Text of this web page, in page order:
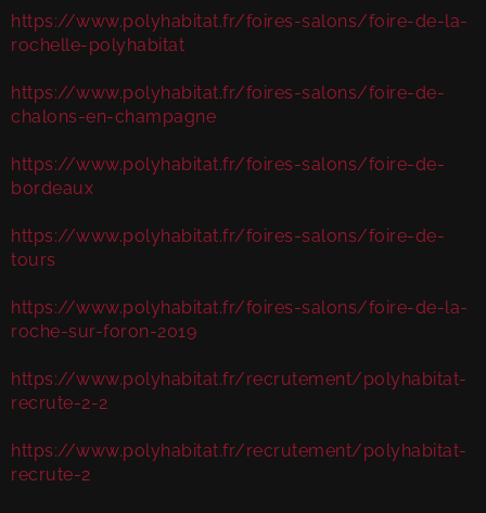
https://www.polyhabitat.fr/foires-salons/foire-de-la-
rochelle-polyhabitat
https://www.polyhabitat.fr/foires-salons/foire-de-
chalons-en-champagne
https://www.polyhabitat.fr/foires-salons/foire-de-
bordeaux
https://www.polyhabitat.fr/foires-salons/foire-de-
tours
https://www.polyhabitat.fr/foires-salons/foire-de-la-
roche-sur-foron-2019
https://www.polyhabitat.fr/recrutement/polyhabitat-
recrute-2-2
https://www.polyhabitat.fr/recrutement/polyhabitat-
recrute-2